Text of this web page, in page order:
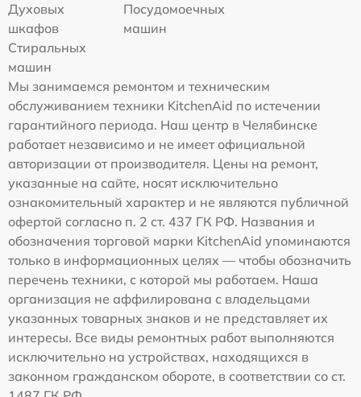
Духовых
шкафов
Посудомоечных
машин
Стиральных
машин
Мы занимаемся ремонтом и техническим
обслуживанием техники KitchenAid по истечении
гарантийного периода. Наш центр в Челябинске
работает независимо и не имеет официальной
авторизации от производителя. Цены на ремонт,
указанные на сайте, носят исключительно
ознакомительный характер и не являются публичной
офертой согласно п. 2 ст. 437 ГК РФ. Названия и
обозначения торговой марки KitchenAid упоминаются
только в информационных целях — чтобы обозначить
перечень техники, с которой мы работаем. Наша
организация не аффилирована с владельцами
указанных товарных знаков и не представляет их
интересы. Все виды ремонтных работ выполняются
исключительно на устройствах, находящихся в
законном гражданском обороте, в соответствии со ст.